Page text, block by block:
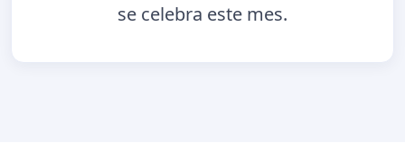
se celebra este mes.